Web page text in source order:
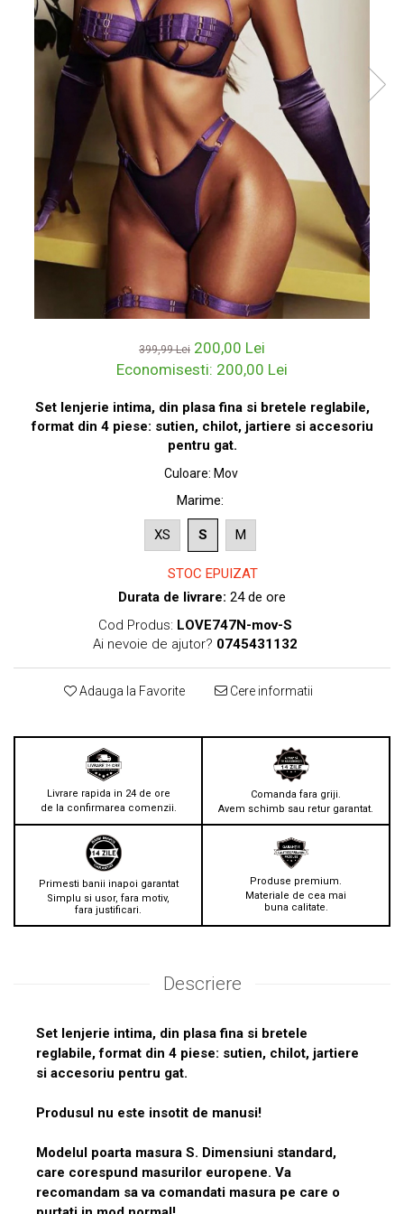
399,99 Lei 200,00 Lei
Economisesti: 200,00 Lei
Set lenjerie intima, din plasa fina si bretele reglabile,
format din 4 piese: sutien, chilot, jartiere si accesoriu
pentru gat.
Culoare: Mov
Marime:
XS S M
STOC EPUIZAT
Durata de livrare: 24 de ore
Cod Produs: LOVE747N-mov-S
Ai nevoie de ajutor? 0745431132
Adauga la Favorite Cere informatii
Livrare rapida in 24 de ore
de la confirmarea comenzii.
Comanda fara griji.
Avem schimb sau retur garantat.
Primesti banii inapoi garantat
Simplu si usor, fara motiv,
fara justificari.
Produse premium.
Materiale de cea mai
buna calitate.
Descriere
Set lenjerie intima, din plasa fina si bretele
reglabile, format din 4 piese: sutien, chilot, jartiere
si accesoriu pentru gat.
Produsul nu este insotit de manusi!
Modelul poarta masura S. Dimensiuni standard,
care corespund masurilor europene. Va
recomandam sa va comandati masura pe care o